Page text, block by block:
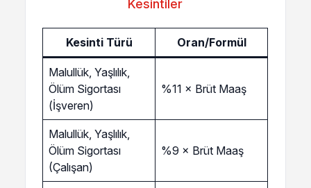
Kesintiler
Kesinti Türü Oran/Formül
Malullük, Yaşlılık,
Ölüm Sigortası
(İşveren)
%11 × Brüt Maaş
Malullük, Yaşlılık,
Ölüm Sigortası
(Çalışan)
%9 × Brüt Maaş